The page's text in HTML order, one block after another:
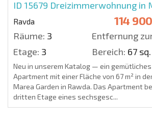
ID 15679 Dreizimmerwohnung in
Ravda 114
Räume: 3 Entfernung
Etage: 3 Bereich: 67
Neu in unserem Katalog — ein
Apartment mit einer Fläche von 67 m² in
Marea Garden in Rawda. Das Apartment
dritten Etage eines sechsgesc...